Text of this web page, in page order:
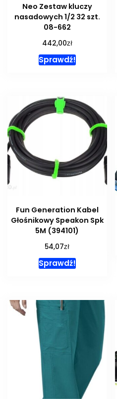
Neo Zestaw kluczy
nasadowych 1/2 32 szt.
08-662
442,00zł
Sprawdź!
Fun Generation Kabel
Głośnikowy Speakon Spk
5M (394101)
54,07zł
Sprawdź!